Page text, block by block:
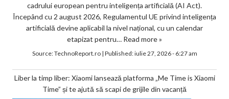
cadrului european pentru inteligența artificială (AI Act).
Începând cu 2 august 2026, Regulamentul UE privind inteligența
artificială devine aplicabil la nivel național, cu un calendar
etapizat pentru… Read more »
Source:TechnoReport.ro| Published:iulie 27, 2026 - 6:27 am
Liber la timp liber: Xiaomi lansează platforma „Me Time is Xiaomi
Time” și te ajută să scapi de grijile din vacanță